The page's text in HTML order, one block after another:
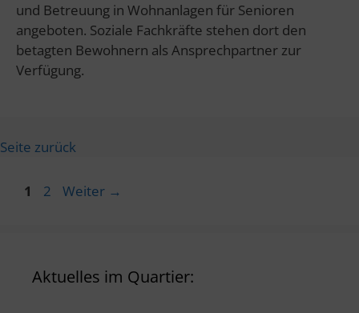
und Betreuung in Wohnanlagen für Senioren
angeboten. Soziale Fachkräfte stehen dort den
betagten Bewohnern als Ansprechpartner zur
Verfügung.
Seite zurück
Seite
1 Seite
2 Weiter →
Aktuelles im Quartier: